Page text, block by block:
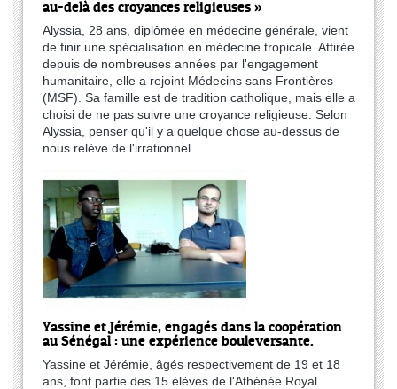
au-delà des croyances religieuses »
Alyssia, 28 ans, diplômée en médecine générale, vient
de finir une spécialisation en médecine tropicale. Attirée
depuis de nombreuses années par l'engagement
humanitaire, elle a rejoint Médecins sans Frontières
(MSF). Sa famille est de tradition catholique, mais elle a
choisi de ne pas suivre une croyance religieuse. Selon
Alyssia, penser qu'il y a quelque chose au-dessus de
nous relève de l'irrationnel.
Yassine et Jérémie, engagés dans la coopération
au Sénégal : une expérience bouleversante.
Yassine et Jérémie, âgés respectivement de 19 et 18
ans, font partie des 15 élèves de l'Athénée Royal